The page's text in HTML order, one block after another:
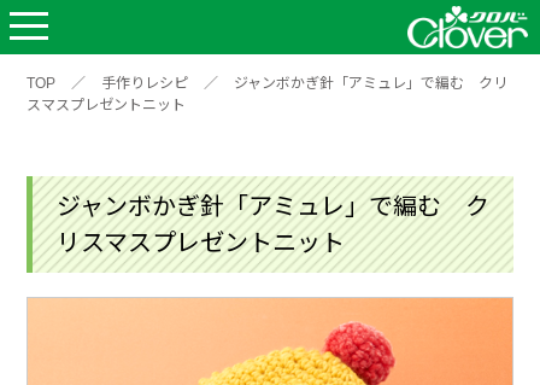
TOP ／ 手作りレシピ ／
ジャンボかぎ針「アミュレ」で編む クリ
スマスプレゼントニット
ジャンボかぎ針「アミュレ」で編む ク
リスマスプレゼントニット